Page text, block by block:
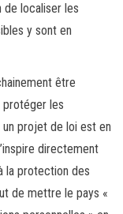
de localiser les
y sont en
être
protéger les
un projet de loi est en
directement
la protection des
de mettre le pays «